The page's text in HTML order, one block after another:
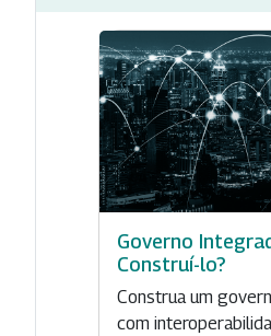
Governo
Construí-lo?
Construa um
com